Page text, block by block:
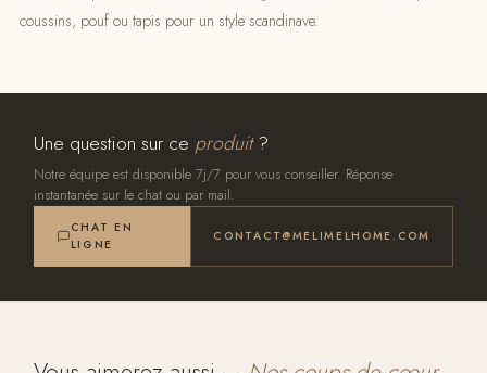
coussins, pouf ou tapis pour un style scandinave.
Une question sur ce produit?
Notre équipe est disponible 7j/7 pour vous conseiller. Réponse
instantanée sur le chat ou par mail.
CHAT EN
LIGNE
CONTACT@MELIMELHOME.COM